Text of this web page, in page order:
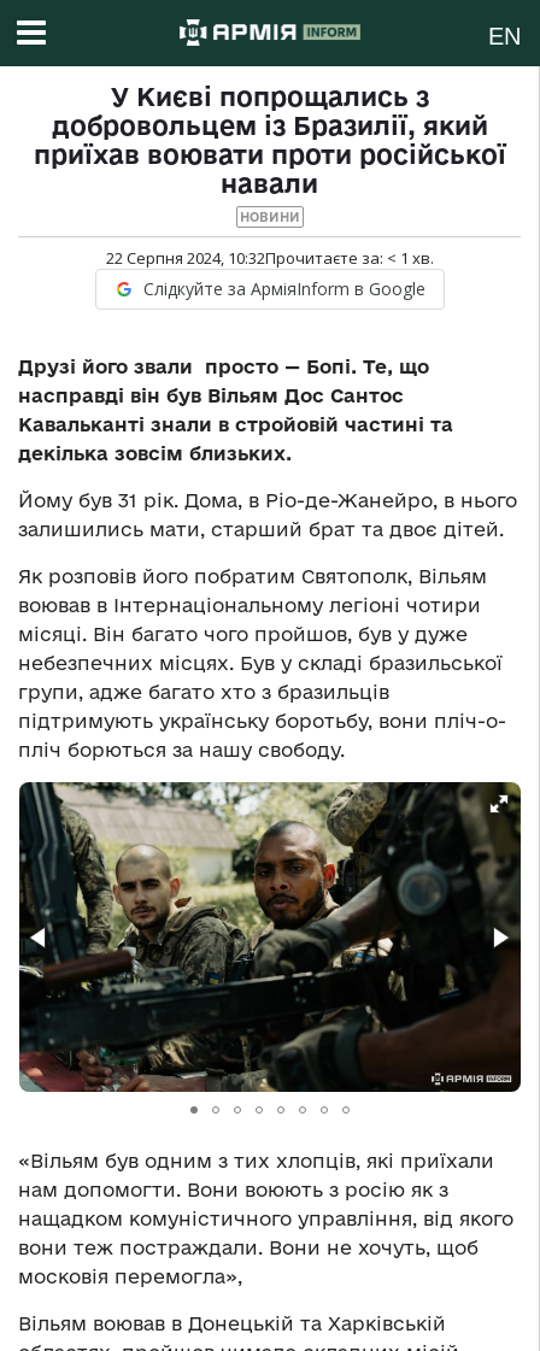
EN
У Києві попрощались з
добровольцем із Бразилії, який
приїхав воювати проти російської
навали
НОВИНИ
22 Серпня 2024, 10:32Прочитаєте за: < 1 хв.
Слідкуйте за АрміяInform в Google
Друзі його звали просто — Бопі. Те, що
насправді він був Вільям Дос Сантос
Кавальканті знали в стройовій частині та
декілька зовсім близьких.
Йому був 31 рік. Дома, в Ріо-де-Жанейро, в нього
залишились мати, старший брат та двоє дітей.
Як розповів його побратим Святополк, Вільям
воював в Інтернаціональному легіоні чотири
місяці. Він багато чого пройшов, був у дуже
небезпечних місцях. Був у складі бразильської
групи, адже багато хто з бразильців
підтримують українську боротьбу, вони пліч-о-
пліч борються за нашу свободу.
«Вільям був одним з тих хлопців, які приїхали
нам допомогти. Вони воюють з росію як з
нащадком комуністичного управління, від якого
вони теж постраждали. Вони не хочуть, щоб
московія перемогла»,
Вільям воював в Донецькій та Харківській